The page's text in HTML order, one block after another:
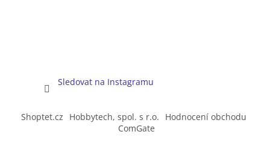
Sledovat na Instagramu
Shoptet.cz Hobbytech, spol. s r.o.
Hodnocení obchodu
ComGate